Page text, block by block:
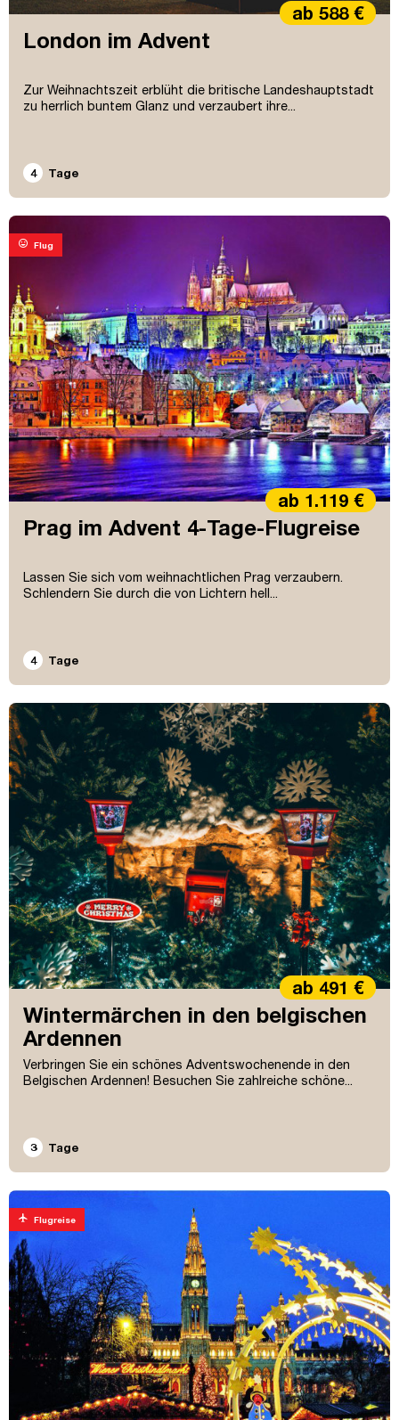
London im Advent
Zur Weihnachtszeit erblüht die britische Landeshauptstadt
zu herrlich buntem Glanz und verzaubert ihre...
ab 588 €
4 Tage
mood Flug
Prag im Advent 4-Tage-Flugreise
Lassen Sie sich vom weihnachtlichen Prag verzaubern.
Schlendern Sie durch die von Lichtern hell...
ab 1.119 €
4 Tage
Wintermärchen in den belgischen
Ardennen
Verbringen Sie ein schönes Adventswochenende in den
Belgischen Ardennen! Besuchen Sie zahlreiche schöne...
ab 491 €
3 Tage
flight Flugreise